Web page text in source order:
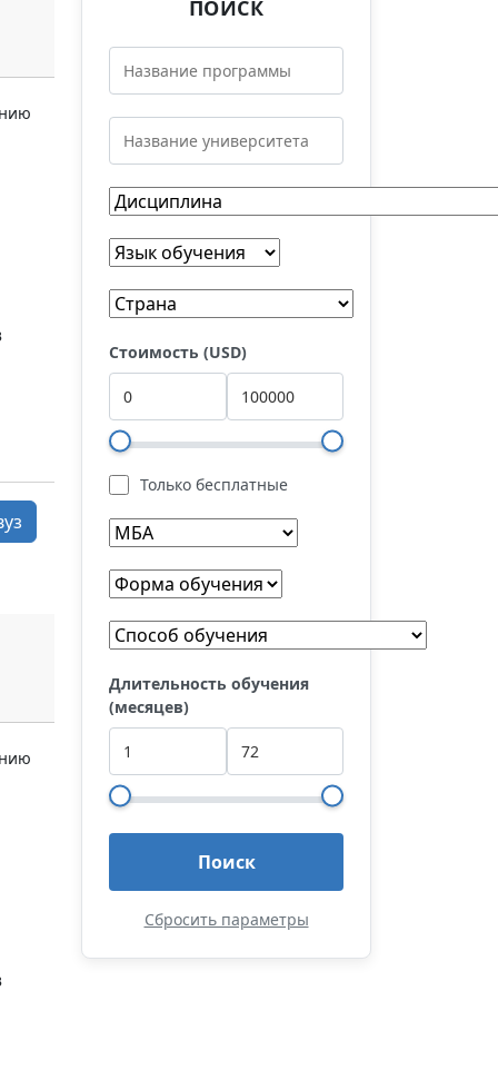
ПОИСК
Стоимость (USD)
Только бесплатные
Длительность обучения
(месяцев)
Поиск
Сбросить параметры